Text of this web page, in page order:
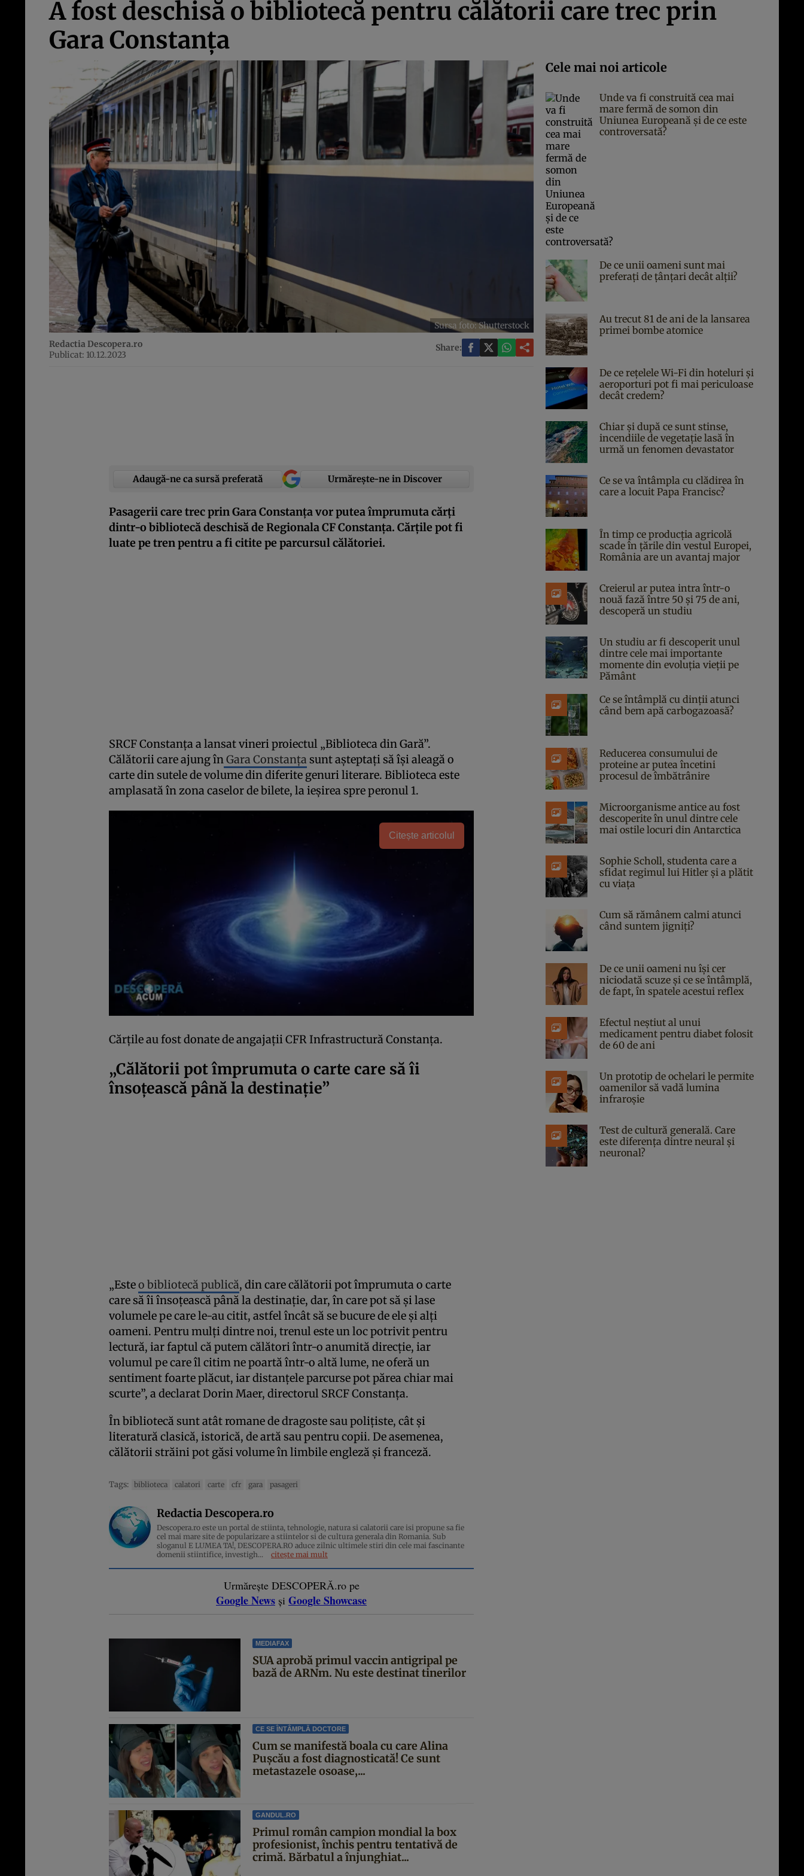
A fost deschisă o bibliotecă pentru călătorii care trec prin
Gara Constanța
Sursa foto: Shutterstock
Redactia Descopera.ro
Publicat: 10.12.2023
Share:
Adaugă-ne ca sursă preferată Urmărește-ne in Discover
Pasagerii care trec prin Gara Constanța vor putea împrumuta cărți
dintr-o bibliotecă deschisă de Regionala CF Constanța. Cărțile pot fi
luate pe tren pentru a fi citite pe parcursul călătoriei.
SRCF Constanța a lansat vineri proiectul „Biblioteca din Gară”.
Călătorii care ajung înGara Constanța sunt așteptați să își aleagă o
carte din sutele de volume din diferite genuri literare. Biblioteca este
amplasată în zona caselor de bilete, la ieșirea spre peronul 1.
Citește articolul
Cărțile au fost donate de angajații CFR Infrastructură Constanța.
„Călătorii pot împrumuta o carte care să îi
însoțească până la destinație”
„Esteo bibliotecă publică, din care călătorii pot împrumuta o carte
care să îi însoțească până la destinație, dar, în care pot să și lase
volumele pe care le-au citit, astfel încât să se bucure de ele și alți
oameni. Pentru mulți dintre noi, trenul este un loc potrivit pentru
lectură, iar faptul că putem călători într-o anumită direcție, iar
volumul pe care îl citim ne poartă într-o altă lume, ne oferă un
sentiment foarte plăcut, iar distanțele parcurse pot părea chiar mai
scurte”, a declarat Dorin Maer, directorul SRCF Constanța.
În bibliotecă sunt atât romane de dragoste sau polițiste, cât și
literatură clasică, istorică, de artă sau pentru copii. De asemenea,
călătorii străini pot găsi volume în limbile engleză și franceză.
Tags: biblioteca calatori carte cfr gara pasageri
Redactia Descopera.ro
Descopera.ro este un portal de stiinta, tehnologie, natura si calatorii care isi propune sa fie
cel mai mare site de popularizare a stiintelor si de cultura generala din Romania. Sub
sloganul E LUMEA TA!, DESCOPERA.RO aduce zilnic ultimele stiri din cele mai fascinante
domenii stiintifice, investigh...
citește mai mult
Urmărește DESCOPERĂ.ro pe
Google News și Google Showcase
MEDIAFAX
SUA aprobă primul vaccin antigripal pe
bază de ARNm. Nu este destinat tinerilor
CE SE ÎNTÂMPLĂ DOCTORE
Cum se manifestă boala cu care Alina
Pușcău a fost diagnosticată! Ce sunt
metastazele osoase,...
GANDUL.RO
Primul român campion mondial la box
profesionist, închis pentru tentativă de
crimă. Bărbatul a înjunghiat...
Cele mai noi articole
Unde va fi construită cea mai
mare fermă de somon din
Uniunea Europeană și de ce este
controversată?
De ce unii oameni sunt mai
preferați de țânțari decât alții?
Au trecut 81 de ani de la lansarea
primei bombe atomice
De ce rețelele Wi-Fi din hoteluri și
aeroporturi pot fi mai periculoase
decât credem?
Chiar și după ce sunt stinse,
incendiile de vegetație lasă în
urmă un fenomen devastator
Ce se va întâmpla cu clădirea în
care a locuit Papa Francisc?
În timp ce producția agricolă
scade în țările din vestul Europei,
România are un avantaj major
Creierul ar putea intra într-o
nouă fază între 50 și 75 de ani,
descoperă un studiu
Un studiu ar fi descoperit unul
dintre cele mai importante
momente din evoluția vieții pe
Pământ
Ce se întâmplă cu dinții atunci
când bem apă carbogazoasă?
Reducerea consumului de
proteine ar putea încetini
procesul de îmbătrânire
Microorganisme antice au fost
descoperite în unul dintre cele
mai ostile locuri din Antarctica
Sophie Scholl, studenta care a
sfidat regimul lui Hitler și a plătit
cu viața
Cum să rămânem calmi atunci
când suntem jigniți?
De ce unii oameni nu își cer
niciodată scuze și ce se întâmplă,
de fapt, în spatele acestui reflex
Efectul neștiut al unui
medicament pentru diabet folosit
de 60 de ani
Un prototip de ochelari le permite
oamenilor să vadă lumina
infraroșie
Test de cultură generală. Care
este diferența dintre neural și
neuronal?